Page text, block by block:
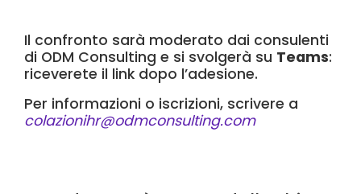
Il confronto sarà moderato dai consulenti
di ODM Consulting e si svolgerà su Teams:
riceverete il link dopo l’adesione.
Per informazioni o iscrizioni, scrivere a
colazionihr@odmconsulting.com